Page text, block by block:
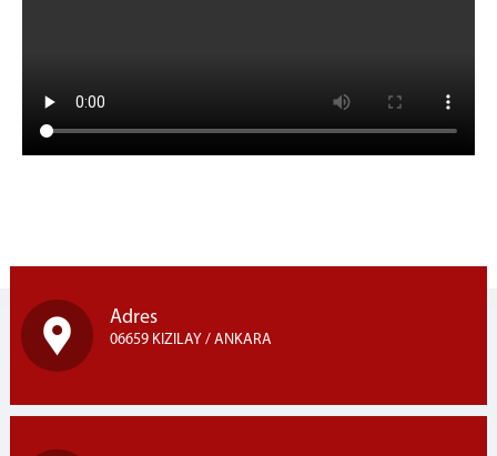
Adres
06659 KIZILAY / ANKARA